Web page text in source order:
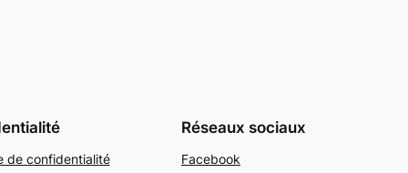
de confidentialité
Réseaux sociaux
Facebook